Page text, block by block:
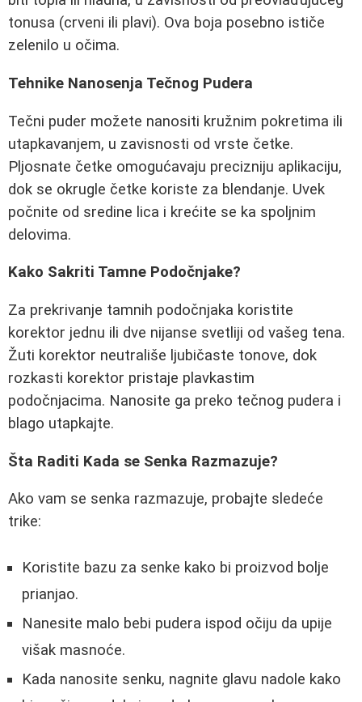
tonusa (crveni ili plavi). Ova boja posebno ističe
zelenilo u očima.
Tehnike Nanosenja Tečnog Pudera
Tečni puder možete nanositi kružnim pokretima ili
utapkavanjem, u zavisnosti od vrste četke.
Pljosnate četke omogućavaju precizniju aplikaciju,
dok se okrugle četke koriste za blendanje. Uvek
počnite od sredine lica i krećite se ka spoljnim
delovima.
Kako Sakriti Tamne Podočnjake?
Za prekrivanje tamnih podočnjaka koristite
korektor jednu ili dve nijanse svetliji od vašeg tena.
Žuti korektor neutrališe ljubičaste tonove, dok
rozkasti korektor pristaje plavkastim
podočnjacima. Nanosite ga preko tečnog pudera i
blago utapkajte.
Šta Raditi Kada se Senka Razmazuje?
Ako vam se senka razmazuje, probajte sledeće
trike:
Koristite bazu za senke kako bi proizvod bolje
prianjao.
Nanesite malo bebi pudera ispod očiju da upije
višak masnoće.
Kada nanosite senku, nagnite glavu nadole kako